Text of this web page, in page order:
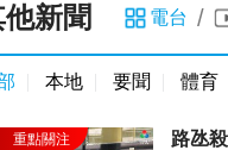
新聞 電台 /
本地 要聞 體育
路氹